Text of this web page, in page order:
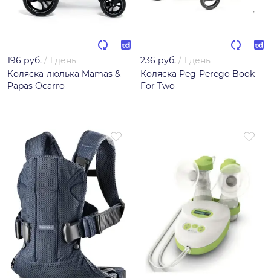
196 руб. / 1 день
Коляска-люлька Mamas &
Papas Ocarro
236 руб. / 1 день
Коляска Peg-Perego Book
For Two